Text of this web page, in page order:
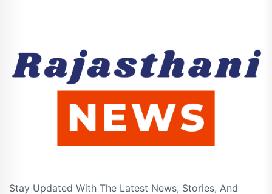
Stay Updated With The Latest News, Stories, And